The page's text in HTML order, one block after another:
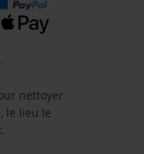
nettoyer
le lieu le